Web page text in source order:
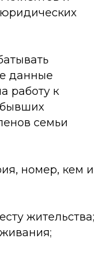
данные
работу к
семьи
номер, кем и
жительства;